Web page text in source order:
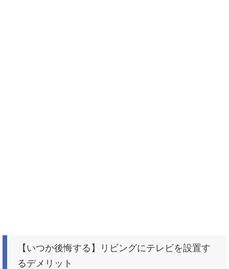
【いつか後悔する】リビングにテレビを設置す
るデメリット